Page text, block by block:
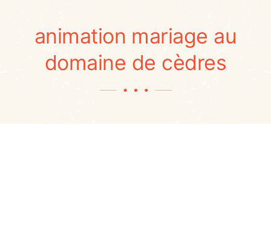
animation mariage au
domaine de cèdres